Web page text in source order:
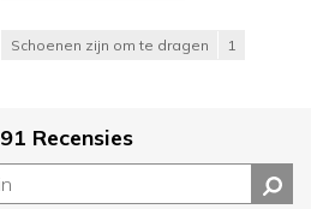
Schoenen zijn om te dragen 1
91 Recensies